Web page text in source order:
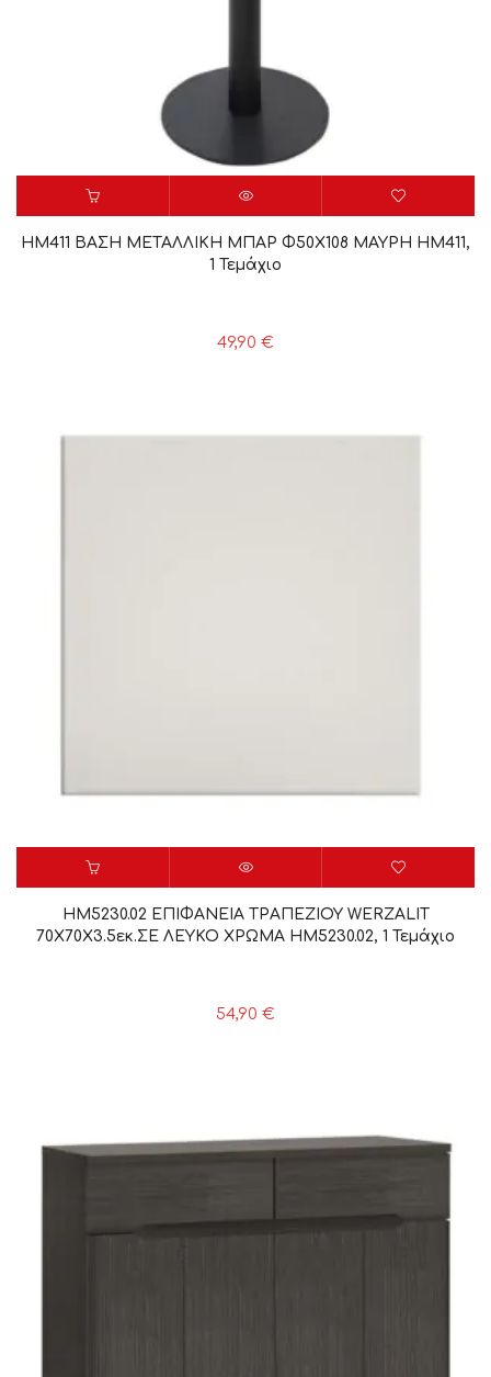
HM411 ΒΑΣΗ ΜΕΤΑΛΛΙΚΗ ΜΠΑΡ Φ50X108 ΜΑΥΡΗ HM411,
1 Τεμάχιο
49,90 €
HM5230.02 ΕΠΙΦΑΝΕΙΑ ΤΡΑΠΕΖΙΟΥ WERZALIT
70Χ70Χ3.5εκ.ΣΕ ΛΕΥΚΟ ΧΡΩΜΑ HM5230.02, 1 Τεμάχιο
54,90 €